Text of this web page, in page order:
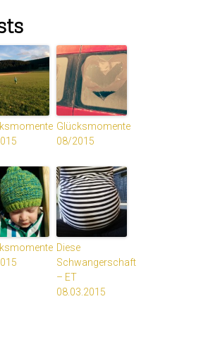
Glücksmomente
08/2015
Diese
Schwangerschaft
– ET
08.03.2015